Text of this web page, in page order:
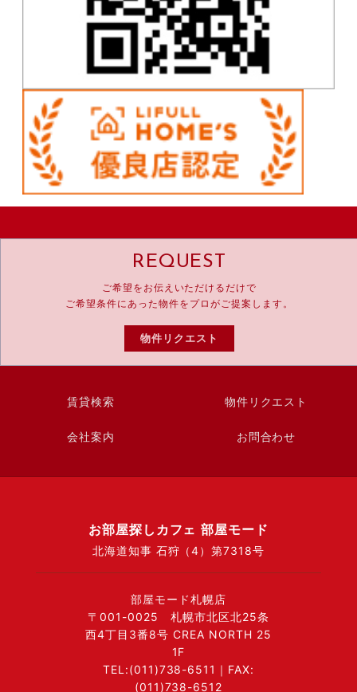
REQUEST
ご希望をお伝えいただけるだけで
ご希望条件にあった物件をプロがご提案します。
物件リクエスト
賃貸検索 物件リクエスト
会社案内 お問合わせ
お部屋探しカフェ 部屋モード
北海道知事 石狩（4）第7318号
部屋モード札幌店
〒001-0025 札幌市北区北25条
西4丁目3番8号 CREA NORTH 25
1F
TEL:(011)738-6511｜FAX:
(011)738-6512